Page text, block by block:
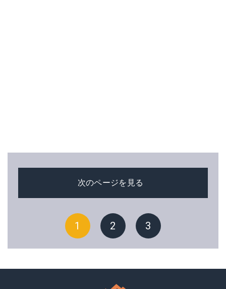
次のページを見る
1 2 3